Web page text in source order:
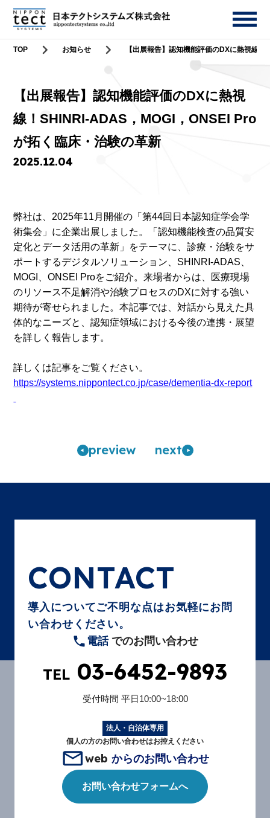
TOP お知らせ 【出展報告】認知機能評価のDXに熱視線
【出展報告】認知機能評価のDXに熱視
線！SHINRI-ADAS，MOGI，ONSEI Pro
が拓く臨床・治験の革新
2025.12.04
弊社は、2025年11月開催の「第44回日本認知症学会学
術集会」に企業出展しました。「認知機能検査の品質安
定化とデータ活用の革新」をテーマに、診療・治験をサ
ポートするデジタルソリューション、SHINRI-ADAS、
MOGI、ONSEI Proをご紹介。来場者からは、医療現場
のリソース不足解消や治験プロセスのDXに対する強い
期待が寄せられました。本記事では、対話から見えた具
体的なニーズと、認知症領域における今後の連携・展望
を詳しく報告します。
詳しくは記事をご覧ください。
https://systems.nippontect.co.jp/case/dementia-dx-report
preview next
CONTACT
導入についてご不明な点はお気軽にお問
い合わせください。
電話でのお問い合わせ
TEL 03-6452-9893
受付時間 平日10:00~18:00
法人・自治体専用
個人の方のお問い合わせはお控えください
web からのお問い合わせ
お問い合わせフォームへ